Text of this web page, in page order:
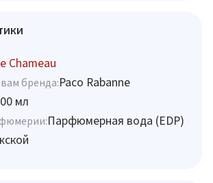
Chameau
бренда:Paco Rabanne
мл
Парфюмерная вода (EDP)